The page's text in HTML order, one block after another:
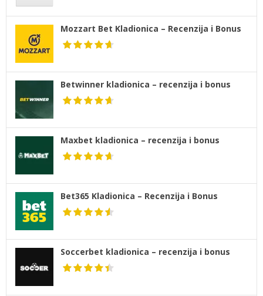
Mozzart Bet Kladionica – Recenzija i Bonus
Betwinner kladionica – recenzija i bonus
Maxbet kladionica – recenzija i bonus
Bet365 Kladionica – Recenzija i Bonus
Soccerbet kladionica – recenzija i bonus